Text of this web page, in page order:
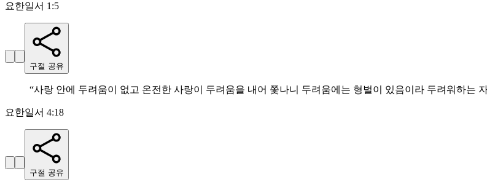
요한일서 1:5
구절 공유
“사랑 안에 두려움이 없고 온전한 사랑이 두려움을 내어 쫓나니 두려움에는 형벌이 있음이라 두려워하는
요한일서 4:18
구절 공유